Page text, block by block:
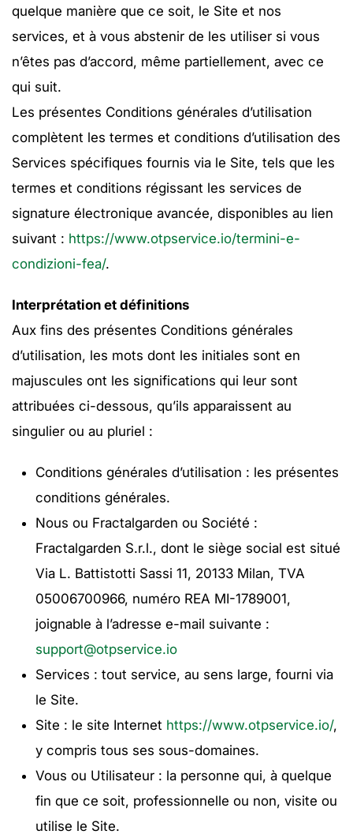
quelque manière que ce soit, le Site et nos
services, et à vous abstenir de les utiliser si vous
n’êtes pas d’accord, même partiellement, avec ce
qui suit.
Les présentes Conditions générales d’utilisation
complètent les termes et conditions d’utilisation des
Services spécifiques fournis via le Site, tels que les
termes et conditions régissant les services de
signature électronique avancée, disponibles au lien
suivant : https://www.otpservice.io/termini-e-
condizioni-fea/.
Interprétation et définitions
Aux fins des présentes Conditions générales
d’utilisation, les mots dont les initiales sont en
majuscules ont les significations qui leur sont
attribuées ci-dessous, qu’ils apparaissent au
singulier ou au pluriel :
Conditions générales d’utilisation : les présentes
conditions générales.
Nous ou Fractalgarden ou Société :
Fractalgarden S.r.l., dont le siège social est situé
Via L. Battistotti Sassi 11, 20133 Milan, TVA
05006700966, numéro REA MI-1789001,
joignable à l’adresse e-mail suivante :
support@otpservice.io
Services : tout service, au sens large, fourni via
le Site.
Site : le site Internet https://www.otpservice.io/,
y compris tous ses sous-domaines.
Vous ou Utilisateur : la personne qui, à quelque
fin que ce soit, professionnelle ou non, visite ou
utilise le Site.